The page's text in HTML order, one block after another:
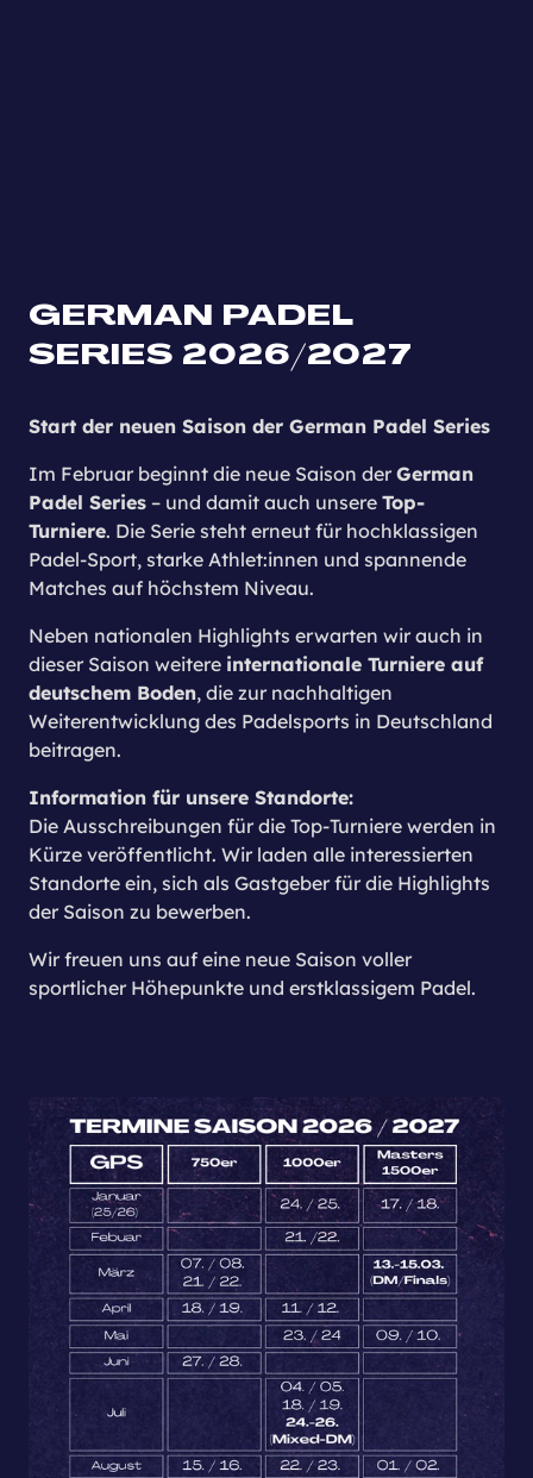
GERMAN PADEL
SERIES 2026/2027
Start der neuen Saison der German Padel Series
Im Februar beginnt die neue Saison derGerman
Padel Series– und damit auch unsereTop-
Turniere. Die Serie steht erneut für hochklassigen
Padel-Sport, starke Athlet:innen und spannende
Matches auf höchstem Niveau.
Neben nationalen Highlights erwarten wir auch in
dieser Saison weitere internationale Turniere auf
deutschem Boden, die zur nachhaltigen
Weiterentwicklung des Padelsports in Deutschland
beitragen.
Information für unsere Standorte:
Die Ausschreibungen für die Top-Turniere werden in
Kürze veröffentlicht. Wir laden alle interessierten
Standorte ein, sich als Gastgeber für die Highlights
der Saison zu bewerben.
Wir freuen uns auf eine neue Saison voller
sportlicher Höhepunkte und erstklassigem Padel.